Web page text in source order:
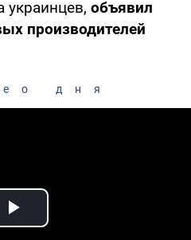
украинцев, объявил
производителей
дня
Play Video